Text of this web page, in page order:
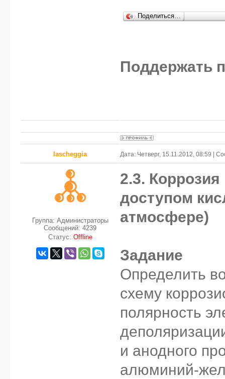
Поделиться…
Поддержать
lascheggia Дата: Четверг, 15.11.2012, 08:59 |
Группа: Администраторы
Сообщений: 4239
Статус: Offline
2.3.
доступом
атмосфере)
Задание
Определить
схему
полярность
и анодного
алюминий-